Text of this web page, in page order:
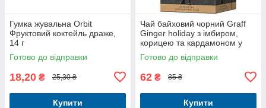
Гумка жувальна Orbit
Фруктовий коктейль драже,
14 г
Готово до відправки
18,20 ₴ 25,30 ₴
Купити
Чай байховий чорний Graff
Ginger holiday з імбиром,
корицею та кардамоном у
пакетиках 36 г (20 шт. х 1.8 г)
Готово до відправки
62 ₴ 85 ₴
Купити